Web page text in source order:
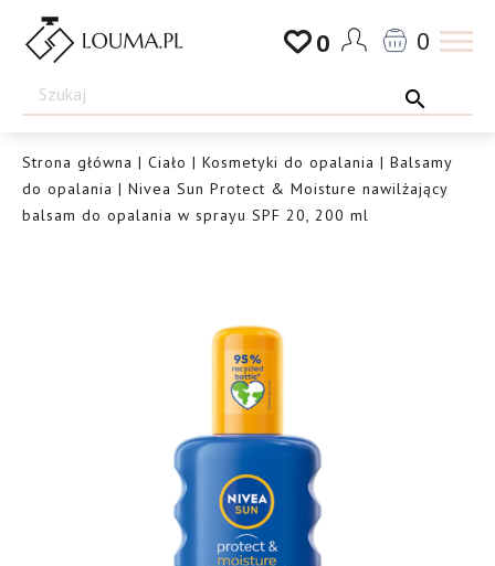
Przejdź
Drogeria
Louma.pl
0 0
Strona główna | Ciało | Kosmetyki do opalania | Balsamy
do opalania | Nivea Sun Protect & Moisture nawilżający
balsam do opalania w sprayu SPF 20, 200 ml